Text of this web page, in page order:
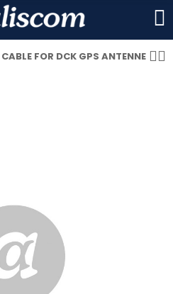
FOR DCK GPS ANTENNE